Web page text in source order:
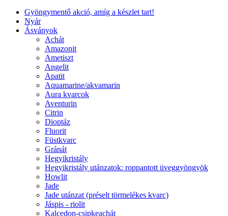
Gyöngymentő akció, amíg a készlet tart!
Nyár
Ásványok
Achát
Amazonit
Ametiszt
Angelit
Apatit
Aquamarine/akvamarin
Aura kvarcok
Aventurin
Citrin
Dioptáz
Fluorit
Füstkvarc
Gránát
Hegyikristály
Hegyikristály utánzatok: roppantott üveggyöngyök
Howlit
Jade
Jade utánzat (préselt törmelékes kvarc)
Jáspis - riolit
Kalcedon-csipkeachát